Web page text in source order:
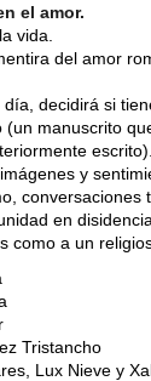
el amor.
vida.
del amor
decidirá si
manuscrito
escrito).
y
conversaciones
en
como a un
Tristancho
Lux Nieve y